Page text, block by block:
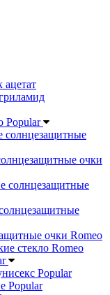
Popular
солнцезащитные
очки
солнцезащитные
очки Romeo
стекло Romeo
Popular
Popular